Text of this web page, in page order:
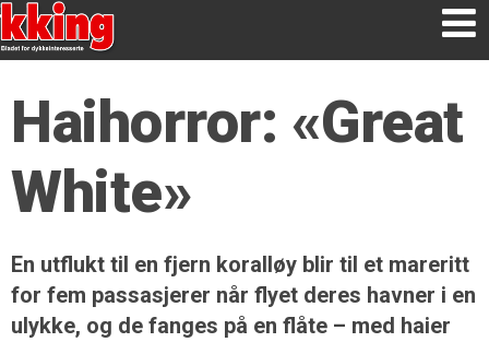
Haihorror: «Great
White»
En utflukt til en fjern koralløy blir til et mareritt
for fem passasjerer når flyet deres havner i en
ulykke, og de fanges på en flåte – med haier